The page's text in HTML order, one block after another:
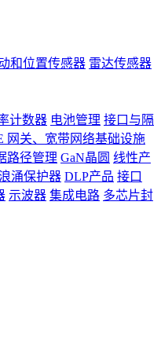
和位置传感器 雷达传感器
计数器 电池管理 接口与隔
网关、宽带网络基础设施
路径管理 GaN晶圆 线性产
涌保护器 DLP产品 接口
示波器 集成电路 多芯片封